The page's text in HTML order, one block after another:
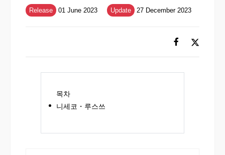
Release 01 June 2023 Update 27 December 2023
목차
니세코・루스쓰